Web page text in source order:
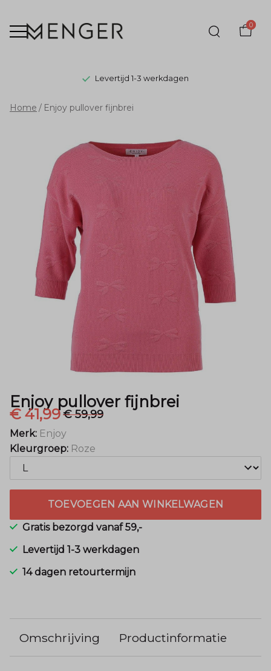
0
Levertijd 1-3 werkdagen
Enjoy
pullover
fijnbrei
Menger
Mode
Home Enjoy pullover fijnbrei
Enjoy pullover fijnbrei
€ 41,99€ 59,99
Merk: Enjoy
Kleurgroep: Roze
TOEVOEGEN AAN WINKELWAGEN
Gratis bezorgd vanaf 59,-
Levertijd 1-3 werkdagen
14 dagen retourtermijn
Omschrijving Productinformatie